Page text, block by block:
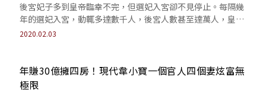
後宮妃子多到皇帝臨幸不完，但選妃入宮卻不見停止。每隔幾
年的選妃入宮，動輒多達數千人，後宮人數甚至達萬人，皇帝
是否真的都如此好女色呢？
2020.02.03
年賺30億擁四房！現代韋小寶一個官人四個妻炫富無
極限